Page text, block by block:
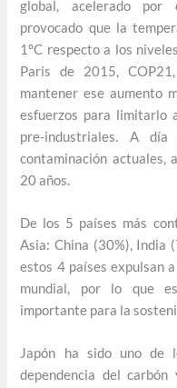
global, acelerado por
provocado que la
1ºC respecto a los
Paris de 2015,
mantener ese aumento
esfuerzos para limitarlo
pre-industriales. A
contaminación actuales,
20 años.
De los 5 países más
Asia: China (30%), India
estos 4 países expulsan
mundial, por lo que
importante para la
Japón ha sido uno de
dependencia del